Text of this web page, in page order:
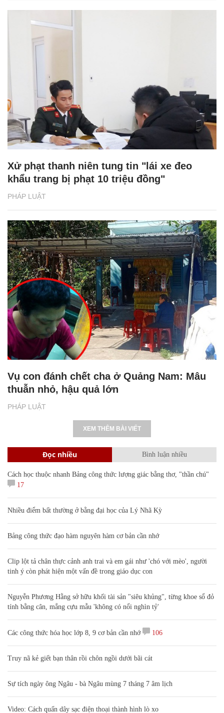
PHÁP LUẬT
Xử phạt thanh niên tung tin "lái xe đeo
khẩu trang bị phạt 10 triệu đồng"
PHÁP LUẬT
Vụ con đánh chết cha ở Quảng Nam: Mâu
thuẫn nhỏ, hậu quả lớn
XEM THÊM BÀI VIẾT
Đọc nhiều Bình luận nhiều
Cách học thuộc nhanh Bảng công thức lượng giác bằng thơ, "thần chú"
17
Nhiều điểm bất thường ở bằng đại học của Lý Nhã Kỳ
Bảng công thức đạo hàm nguyên hàm cơ bản cần nhớ
Clip lột tả chân thực cảnh anh trai và em gái như 'chó với mèo', người
tinh ý còn phát hiện một vấn đề trong giáo dục con
Nguyễn Phương Hằng sở hữu khối tài sản "siêu khủng", từng khoe sổ đỏ
tính bằng cân, mắng cựu mẫu 'không có nổi nghìn tỷ'
Các công thức hóa học lớp 8, 9 cơ bản cần nhớ 106
Truy nã kẻ giết bạn thân rồi chôn ngồi dưới bãi cát
Sự tích ngày ông Ngâu - bà Ngâu mùng 7 tháng 7 âm lịch
Video: Cách quấn dây sạc điện thoại thành hình lò xo